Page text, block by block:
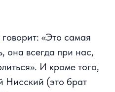
«Это самая
она всегда при нас,
И кроме того,
Нисский (это брат